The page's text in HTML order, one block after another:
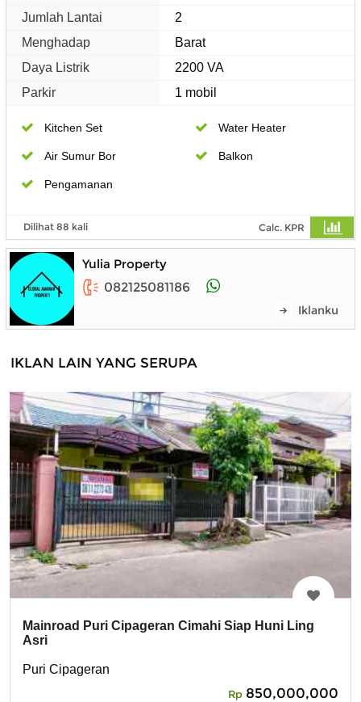
Jumlah Lantai
2
Menghadap
Barat
Daya Listrik
2200 VA
Parkir
1 mobil
Kitchen Set Water Heater
Air Sumur Bor Balkon
Pengamanan
Dilihat 88 kali Calc. KPR
Yulia Property
082125081186
Iklanku
IKLAN LAIN YANG SERUPA
Mainroad Puri Cipageran Cimahi Siap Huni Ling
Asri
Puri Cipageran
Rp 850,000,000